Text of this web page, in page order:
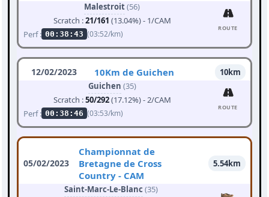
Malestroit(56)
Scratch :21/161 (13.04%) - 1/CAM
Perf : 00:38:43 (03:52/km)
ROUTE
12/02/2023 10Km de Guichen
10km
Guichen (35)
Scratch :50/292(17.12%) - 2/CAM
Perf : 00:38:46 (03:53/km)
ROUTE
05/02/2023
Championnat de
Bretagne de Cross
Country - CAM
5.54km
Saint-Marc-Le-Blanc (35)